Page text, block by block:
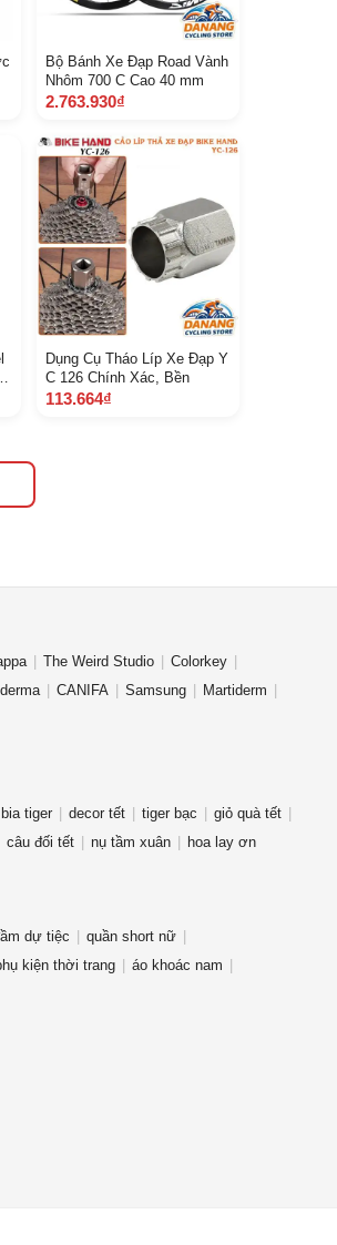
Bộ Bánh Xe Đạp Road Vành
Nhôm 700 C Cao 40 mm
2.763.930₫
Dụng Cụ Tháo Líp Xe Đạp Y
C 126 Chính Xác, Bền
113.664₫
The Weird Studio
Colorkey
CANIFA Samsung
Martiderm
bia tiger decor tết tiger bạc
giỏ quà tết
câu đối tết nụ tầm xuân hoa lay ơn
dự tiệc
quần short nữ
kiện thời trang
áo khoác nam